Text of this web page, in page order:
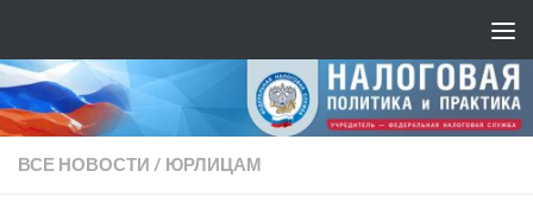
ВСЕ НОВОСТИ/ ЮРЛИЦАМ